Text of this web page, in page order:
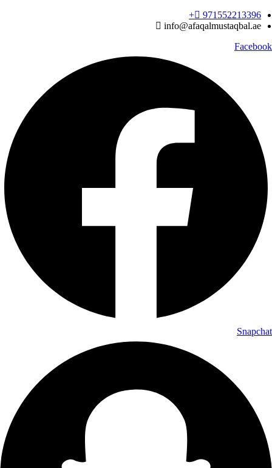
Skip
to
971552213396‬+
info@afaqalmustaqbal.ae
Facebook
Snapchat